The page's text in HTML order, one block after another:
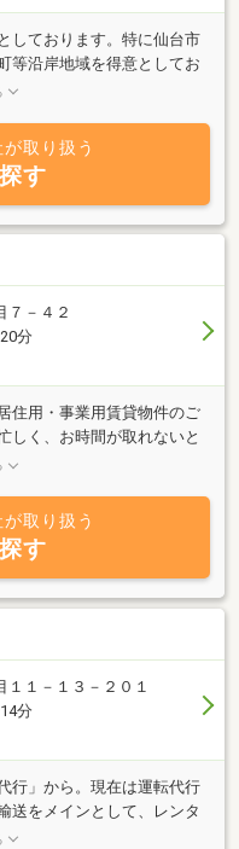
しております。特に仙台市
等沿岸地域を得意としてお
おります。業務内容は土地
答えします。お気軽にお問
取り扱う
す
７－４２
分
住用・事業用賃貸物件のご
しく、お時間が取れないと
客様もお問い合わせには即
おります。営業時間外の対
については複数の社宅代行
整えており、法人様の手続
ご紹介だけでなく、壁紙の
、店舗、ご家庭の小規模リ
す。経験豊富な内装業者、
安全管理など、責任をもっ
取り扱う
す
１－１３－２０１
分
行」から。現在は運転代行
送をメインとして、レンタ
ります。買いたい、売りた